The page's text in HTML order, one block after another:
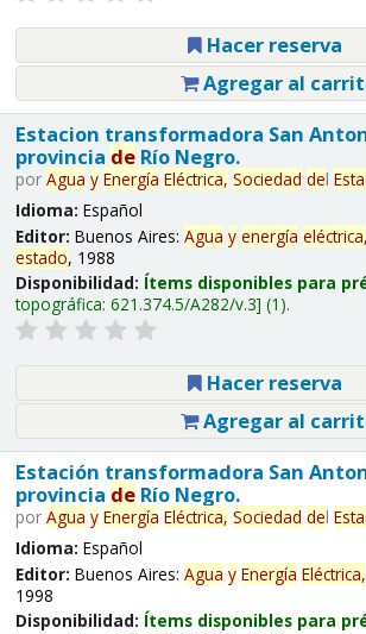
Hacer reserva
Agregar al
Estacion transformadora San
provincia deRío Negro.
por Agua y Energía Eléctrica, Sociedad del
Idioma: Español
Editor: Buenos Aires: Agua y energía eléctrica,
estado, 1988
Disponibilidad: Ítems disponibles para
topográfica: 621.374.5/A282/v.3 (1).
Hacer reserva
Agregar al
Estación transformadora San
provincia deRío Negro.
por Agua y Energía Eléctrica, Sociedad del
Idioma: Español
Editor: Buenos Aires: Agua y Energía Eléctrica,
1998
Disponibilidad: Ítems disponibles para